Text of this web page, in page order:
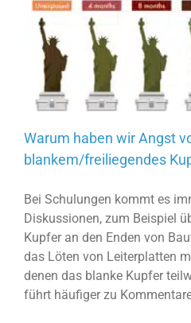
Warum haben wir Angst
blankem/freiliegendes
Bei Schulungen kommt es
Diskussionen, zum Beispiel
Kupfer an den Enden von
das Löten von Leiterplatten
denen das blanke Kupfer
führt häufiger zu